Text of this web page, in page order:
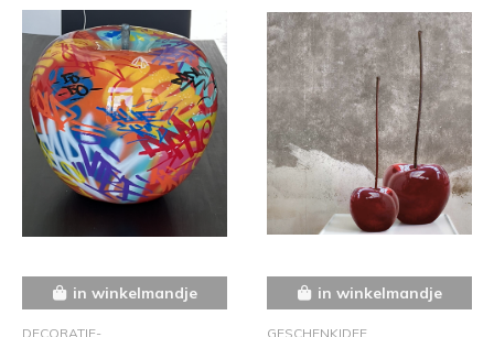
in winkelmandje
DECORATIE-
in winkelmandje
GESCHENKIDEE